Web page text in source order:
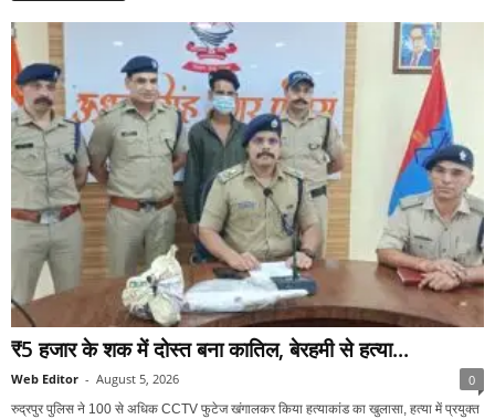
₹5 हजार के शक में दोस्त बना कातिल, बेरहमी से हत्या...
Web Editor - August 5, 2026 0
रुद्रपुर पुलिस ने 100 से अधिक CCTV फुटेज खंगालकर किया हत्याकांड का खुलासा, हत्या में प्रयुक्त